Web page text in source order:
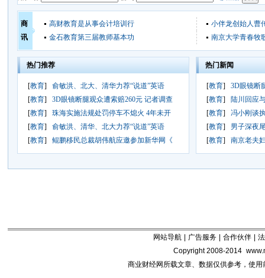
商
讯
高财教育是从事会计培训行
小伴龙创始人曹
金石教育第三届教师基本功
南京大学青春牧
热门推荐
[教育]
俞敏洪、北大、清华力荐“说道”英语
[教育]
3D眼镜断腿观众遭索赔260元 记者调查
[教育]
珠海实施法规处罚停车不熄火 4年未开
[教育]
俞敏洪、清华、北大力荐“说道”英语
[教育] 鲲鹏移民总裁胡伟航应邀参加新华网《
热门新闻
[教育]
3D眼镜断
[教育]
陆川回应
[教育]
冯小刚谈
[教育]
男子深夜
[教育] 南京老夫
网站导航 广告服务 合作伙伴
Copyright 2008-2014
商业财经网所载文章、数据仅供参考，使